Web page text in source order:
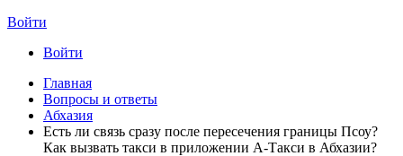
Войти
Войти
Главная
Вопросы и ответы
Абхазия
Есть ли связь сразу после пересечения границы Псоу?
Как вызвать такси в приложении А-Такси в Абхазии?